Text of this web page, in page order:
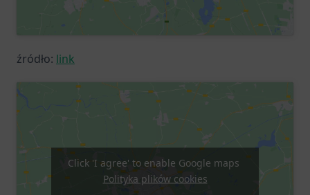
źródło: link
Click 'I agree' to enable Google maps
Polityka plików cookies